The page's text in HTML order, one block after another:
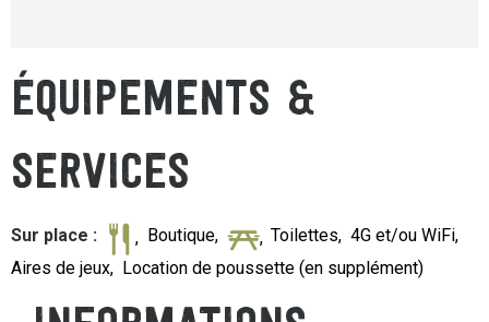
ÉQUIPEMENTS &
SERVICES
Sur place : Boutique Toilettes 4G et/ou WiFi
Aires de jeux
Location de poussette (en supplément)